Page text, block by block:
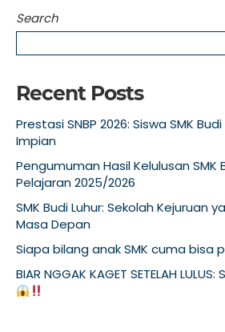
Search
Recent Posts
Prestasi SNBP 2026: Siswa SMK
Impian
Pengumuman Hasil Kelulusan SMK
Pelajaran 2025/2026
SMK Budi Luhur: Sekolah Kejuruan
Masa Depan
Siapa bilang anak SMK cuma bisa
BIAR NGGAK KAGET SETELAH LULUS: